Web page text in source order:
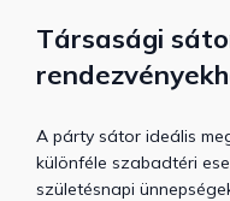
Társasági
A párty sátor ideális
különféle szabadtéri
születésnapi